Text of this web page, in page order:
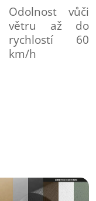
Odolnost vůči
větru až do
rychlostí 60
km/h